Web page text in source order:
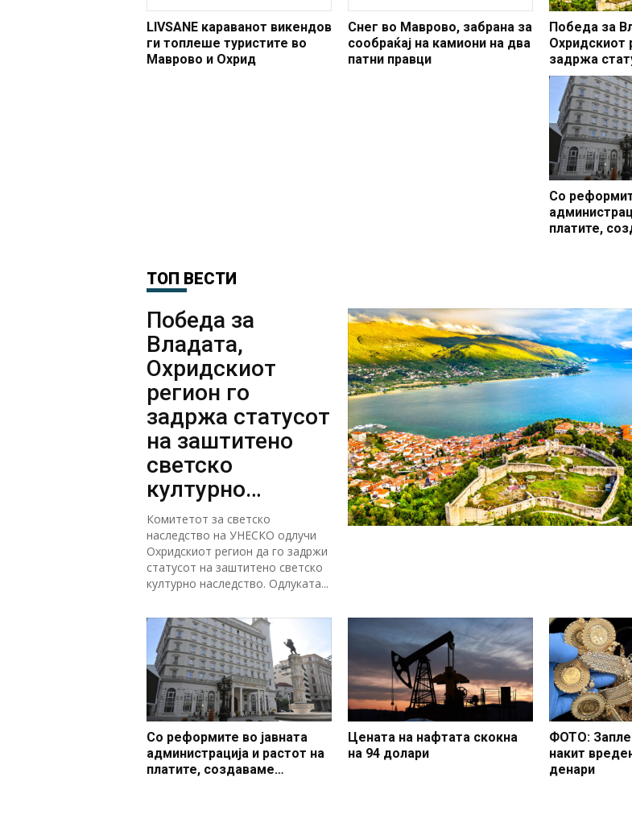
LIVSANE караванот викендов
ги топлеше туристите во
Маврово и Охрид
Снег во Маврово, забрана за
сообраќај на камиони на два
патни правци
Победа за
Охридскиот
задржа
заштитено
наследство
Со
платите,
ТОП ВЕСТИ
Победа за
Владата,
Охридскиот
регион го
задржа статусот
на заштитено
светско
културно
наследство
Комитетот за светско
наследство на УНЕСКО одлучи
Охридскиот регион да го задржи
статусот на заштитено светско
културно наследство. Одлуката...
Со реформите во јавната
администрација и растот на
платите, создаваме
Цената на нафтата скокна
на 94 долари
ФОТО:
накит
денари